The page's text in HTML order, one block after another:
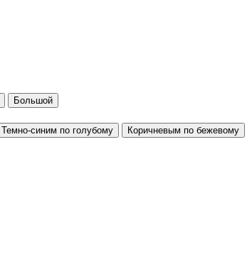
Большой
Темно-синим по голубому Коричневым по бежевому